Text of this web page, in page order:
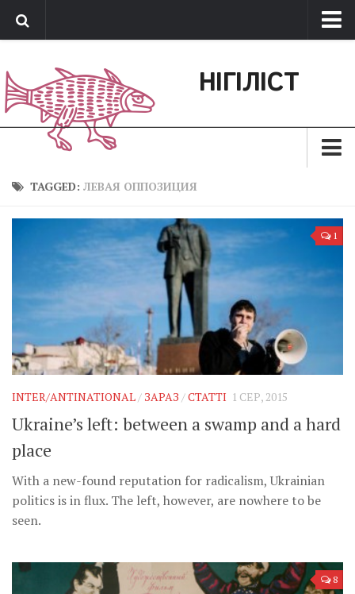
Обратная связь
Поддержать сайт
НІГІЛІСТ
Зараз
Позиція
Belles lettres
Агітатор
Музика революції
Головне
Inter/antinational
TAGGED: ЛЕВАЯ ОППОЗИЦИЯ
1
INTER/ANTINATIONAL/ ЗАРАЗ /СТАТТІ 1 СЕР, 2015
Ukraine’s left: between a swamp and a hard
place
With a new-found reputation for radicalism, Ukrainian
politics is in flux. The left, however, are nowhere to be
seen.
8